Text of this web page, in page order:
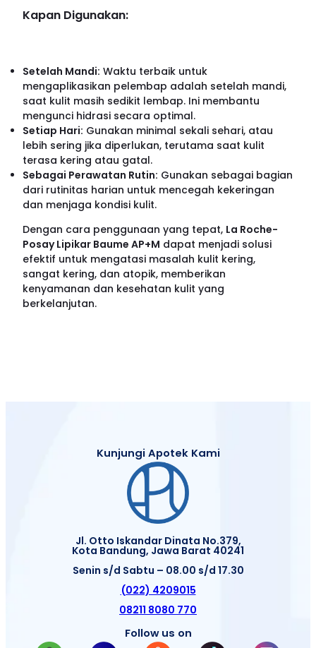
Kapan Digunakan:
Setelah Mandi: Waktu terbaik untuk
mengaplikasikan pelembap adalah setelah mandi,
saat kulit masih sedikit lembap. Ini membantu
mengunci hidrasi secara optimal.
Setiap Hari: Gunakan minimal sekali sehari, atau
lebih sering jika diperlukan, terutama saat kulit
terasa kering atau gatal.
Sebagai Perawatan Rutin: Gunakan sebagai bagian
dari rutinitas harian untuk mencegah kekeringan
dan menjaga kondisi kulit.
Dengan cara penggunaan yang tepat, La Roche-
Posay Lipikar Baume AP+M dapat menjadi solusi
efektif untuk mengatasi masalah kulit kering,
sangat kering, dan atopik, memberikan
kenyamanan dan kesehatan kulit yang
berkelanjutan.
Kunjungi Apotek Kami
Jl. Otto Iskandar Dinata No.379,
Kota Bandung, Jawa Barat 40241
Senin s/d Sabtu – 08.00 s/d 17.30
(022) 4209015
08211 8080 770
Follow us on